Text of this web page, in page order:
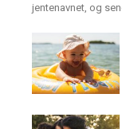
jentenavnet, og